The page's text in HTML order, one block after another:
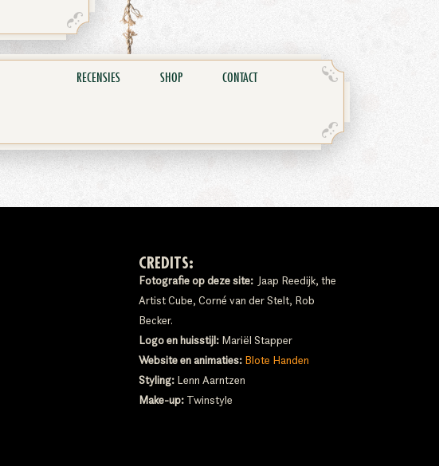
RECENSIES SHOP CONTACT
CREDITS:
Fotografie op deze site: Jaap Reedijk, the
Artist Cube, Corné van der Stelt, Rob
Becker.
Logo en huisstijl: Mariël Stapper
Website en animaties: Blote Handen
Styling: Lenn Aarntzen
Make-up: Twinstyle